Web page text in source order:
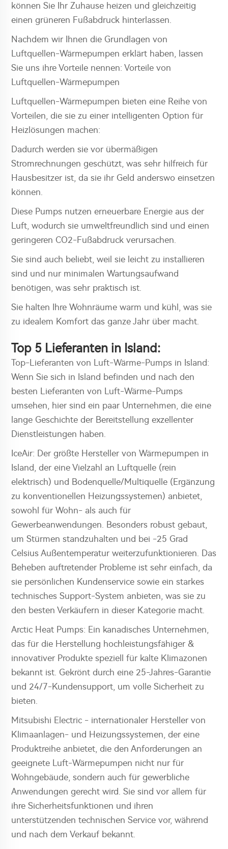
können Sie Ihr Zuhause heizen und gleichzeitig
einen grüneren Fußabdruck hinterlassen.
Nachdem wir Ihnen die Grundlagen von
Luftquellen-Wärmepumpen erklärt haben, lassen
Sie uns ihre Vorteile nennen: Vorteile von
Luftquellen-Wärmepumpen
Luftquellen-Wärmepumpen bieten eine Reihe von
Vorteilen, die sie zu einer intelligenten Option für
Heizlösungen machen:
Dadurch werden sie vor übermäßigen
Stromrechnungen geschützt, was sehr hilfreich für
Hausbesitzer ist, da sie ihr Geld anderswo einsetzen
können.
Diese Pumps nutzen erneuerbare Energie aus der
Luft, wodurch sie umweltfreundlich sind und einen
geringeren CO2-Fußabdruck verursachen.
Sie sind auch beliebt, weil sie leicht zu installieren
sind und nur minimalen Wartungsaufwand
benötigen, was sehr praktisch ist.
Sie halten Ihre Wohnräume warm und kühl, was sie
zu idealem Komfort das ganze Jahr über macht.
Top 5 Lieferanten in Island:
Top-Lieferanten von Luft-Wärme-Pumps in Island:
Wenn Sie sich in Island befinden und nach den
besten Lieferanten von Luft-Wärme-Pumps
umsehen, hier sind ein paar Unternehmen, die eine
lange Geschichte der Bereitstellung exzellenter
Dienstleistungen haben.
IceAir: Der größte Hersteller von Wärmepumpen in
Island, der eine Vielzahl an Luftquelle (rein
elektrisch) und Bodenquelle/Multiquelle (Ergänzung
zu konventionellen Heizungssystemen) anbietet,
sowohl für Wohn- als auch für
Gewerbeanwendungen. Besonders robust gebaut,
um Stürmen standzuhalten und bei -25 Grad
Celsius Außentemperatur weiterzufunktionieren. Das
Beheben auftretender Probleme ist sehr einfach, da
sie persönlichen Kundenservice sowie ein starkes
technisches Support-System anbieten, was sie zu
den besten Verkäufern in dieser Kategorie macht.
Arctic Heat Pumps: Ein kanadisches Unternehmen,
das für die Herstellung hochleistungsfähiger &
innovativer Produkte speziell für kalte Klimazonen
bekannt ist. Gekrönt durch eine 25-Jahres-Garantie
und 24/7-Kundensupport, um volle Sicherheit zu
bieten.
Mitsubishi Electric - internationaler Hersteller von
Klimaanlagen- und Heizungssystemen, der eine
Produktreihe anbietet, die den Anforderungen an
geeignete Luft-Wärmepumpen nicht nur für
Wohngebäude, sondern auch für gewerbliche
Anwendungen gerecht wird. Sie sind vor allem für
ihre Sicherheitsfunktionen und ihren
unterstützenden technischen Service vor, während
und nach dem Verkauf bekannt.